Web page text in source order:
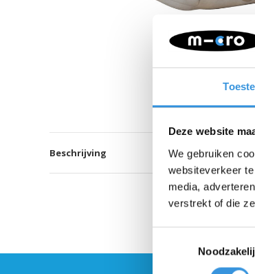
Deze website
We gebruiken
websiteverkeer
media,
verstrekt of die
Beschrijving